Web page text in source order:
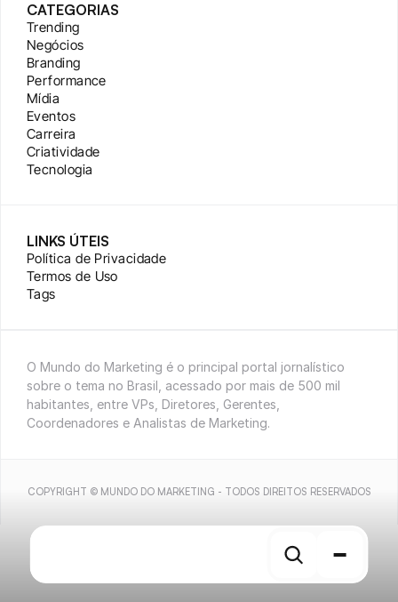
CATEGORIAS
Trending
Negócios
Branding
Performance
Mídia
Eventos
Carreira
Criatividade
Tecnologia
LINKS ÚTEIS
Política de Privacidade
Termos de Uso
Tags
O Mundo do Marketing é o principal portal jornalístico
sobre o tema no Brasil, acessado por mais de 500 mil
habitantes, entre VPs, Diretores, Gerentes,
Coordenadores e Analistas de Marketing.
COPYRIGHT © MUNDO DO MARKETING - TODOS DIREITOS RESERVADOS